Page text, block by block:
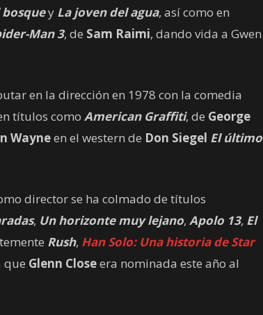
bosquey La joven del agua, así como en
Man 3, de Sam Raimi, dando vida a Gwen
en la dirección en 1978 con la comedia
títulos como American Graffiti, de George
Wayneen el western de Don Siegel El último
director se ha colmado de títulos
, Un horizonte muy lejano, Apolo 13, El
Rush, Han Solo: Una historia de Star
que Glenn Closeera nominada este año al